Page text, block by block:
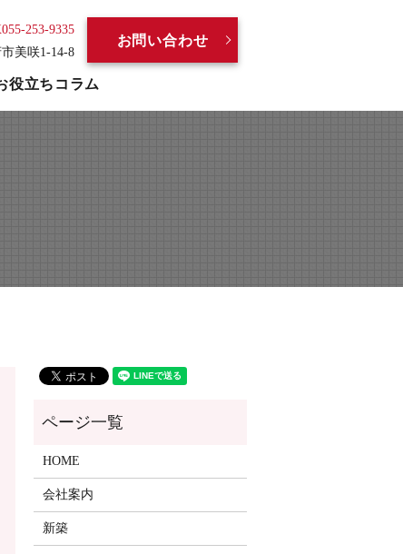
役立ちコラム
253-9335
美咲1-14-8
お問い合わせ
HOME
会社案内
新築